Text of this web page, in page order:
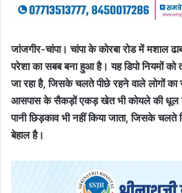
जांजगीर-चांपा। चांपा के कोरबा रोड में मशाल
परेशा का सबब बना हुआ है। यह डिपो नियमों
जा रहा है, जिसके चलते पीछे रहने वाले लोगों का
आसपास के सैकड़ों एकड़ खेत भी कोयले की धूल
पानी छिड़काव भी नहीं किया जाता, जिसके
बेहाल है।